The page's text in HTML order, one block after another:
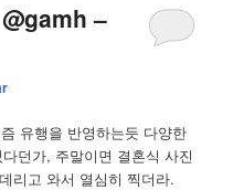
–
유행을 반영하는듯 다양한
던가, 주말이면 결혼식 사진
리고 와서 열심히 찍더라.